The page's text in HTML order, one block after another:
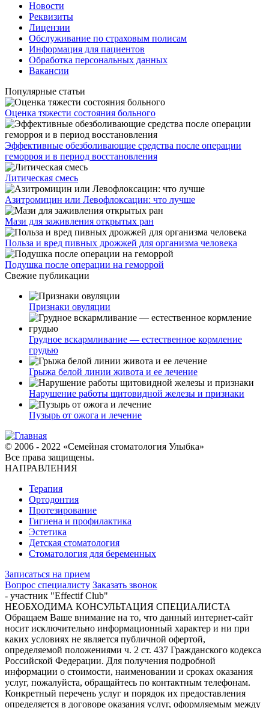
Новости
Реквизиты
Лицензии
Обслуживание по страховым полисам
Информация для пациентов
Обработка персональных данных
Вакансии
Популярные статьи
Оценка тяжести состояния больного
Эффективные обезболивающие средства после операции
геморроя и в период восстановления
Литическая смесь
Азитромицин или Левофлоксацин: что лучше
Мази для заживления открытых ран
Польза и вред пивных дрожжей для организма человека
Подушка после операции на геморрой
Свежие публикации
Признаки овуляции
Грудное вскармливание — естественное кормление
грудью
Грыжа белой линии живота и ее лечение
Нарушение работы щитовидной железы и признаки
Пузырь от ожога и лечение
© 2006 - 2022 «Семейная стоматология Улыбка»
Все права защищены.
НАПРАВЛЕНИЯ
Терапия
Ортодонтия
Протезирование
Гигиена и профилактика
Эстетика
Детская стоматология
Стоматология для беременных
Записаться на прием
Вопрос специалисту Заказать звонок
- участник "Effectif Club"
НЕОБХОДИМА КОНСУЛЬТАЦИЯ СПЕЦИАЛИСТА
Обращаем Ваше внимание на то, что данный интернет-сайт
носит исключительно информационный характер и ни при
каких условиях не является публичной офертой,
определяемой положениями ч. 2 ст. 437 Гражданского кодекса
Российской Федерации. Для получения подробной
информации о стоимости, наименовании и сроках оказания
услуг, пожалуйста, обращайтесь по контактным телефонам.
Конкретный перечень услуг и порядок их предоставления
определяется в договоре оказания услуг, оформляемым между